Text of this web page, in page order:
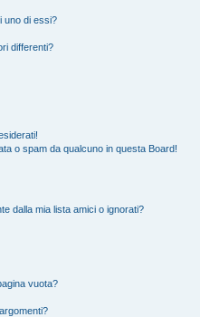
uno di essi?
differenti?
o spam da qualcuno in questa Board!
dalla mia lista amici o ignorati?
vuota?